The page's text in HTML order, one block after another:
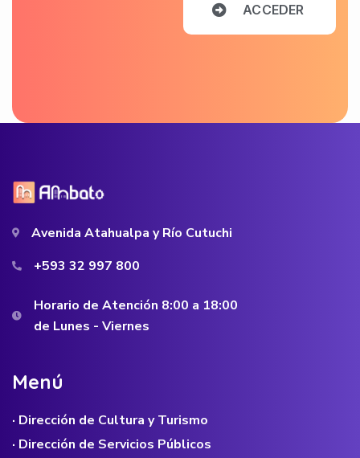
ACCEDER
Avenida Atahualpa y Río Cutuchi
+593 32 997 800
Horario de Atención 8:00 a 18:00
de Lunes - Viernes
Menú
· Dirección de Cultura y Turismo
· Dirección de Servicios Públicos